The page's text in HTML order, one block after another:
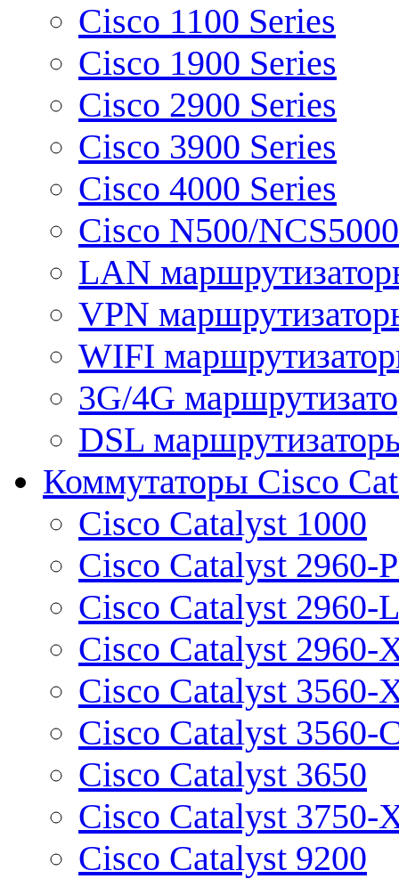
Cisco 1100 Series
Cisco 1900 Series
Cisco 2900 Series
Cisco 3900 Series
Cisco 4000 Series
Cisco N500/
LAN
VPN
WIFI
3G/4G
DSL
Коммутаторы Cisco
Cisco Catalyst 1000
Cisco Catalyst 2960-
Cisco Catalyst 2960-L
Cisco Catalyst 2960-
Cisco Catalyst 3560-
Cisco Catalyst 3560-
Cisco Catalyst 3650
Cisco Catalyst 3750-
Cisco Catalyst 9200